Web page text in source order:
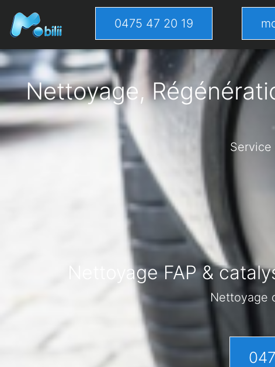
0475 47 20 19
Nettoyage,
Nettoyage FAP &
Nettoyage